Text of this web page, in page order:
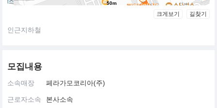
50m
크게보기 길찾기
인근지하철
모집내용
소속매장 페라가모코리아(주)
근로자소속 본사소속